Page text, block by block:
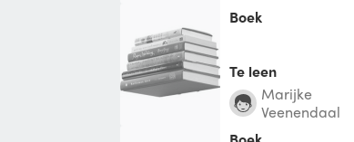
Boek
Te leen
Marijke
Veenendaal